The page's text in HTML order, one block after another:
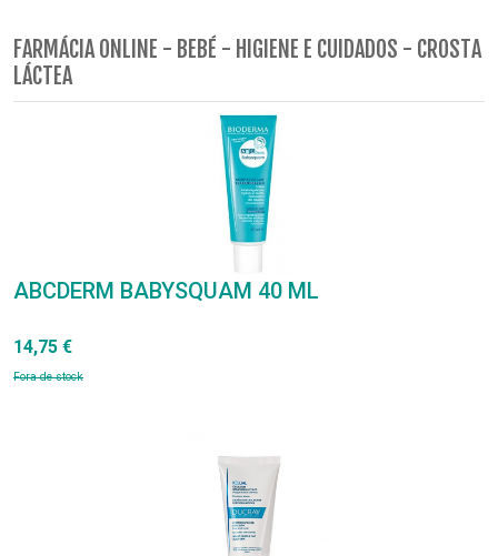
FARMÁCIA ONLINE - BEBÉ - HIGIENE E CUIDADOS - CROSTA
LÁCTEA
ABCDERM BABYSQUAM 40 ML
14,75 €
Fora de stock